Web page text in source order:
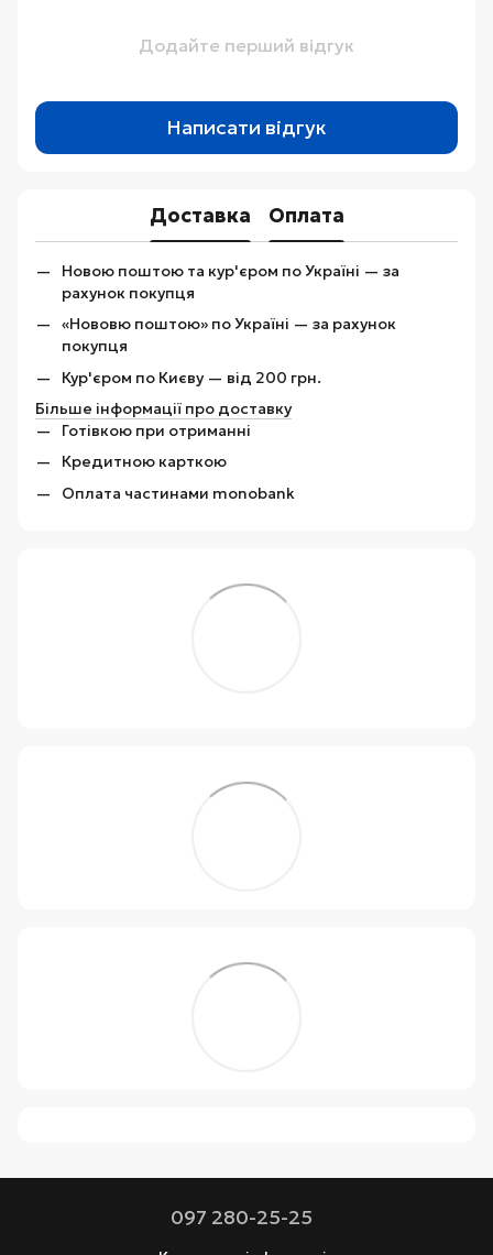
Додайте перший відгук
Написати відгук
Доставка Оплата
Новою поштою та кур'єром по Україні — за
рахунок покупця
«Нововю поштою» по Україні — за рахунок
покупця
Кур'єром по Києву — від 200 грн.
Більше інформації про доставку
Готівкою при отриманні
Кредитною карткою
Оплата частинами monobank
097 280-25-25